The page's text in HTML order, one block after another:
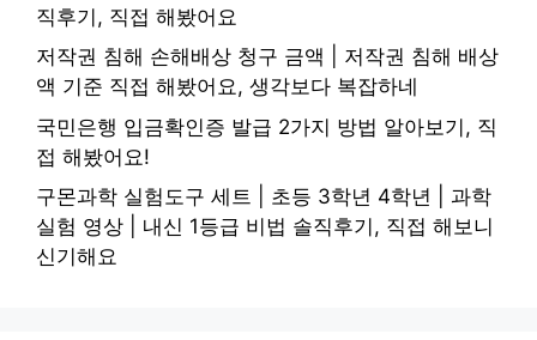
직후기, 직접 해봤어요
저작권 침해 손해배상 청구 금액 | 저작권 침해 배상
액 기준 직접 해봤어요, 생각보다 복잡하네
국민은행 입금확인증 발급 2가지 방법 알아보기, 직
접 해봤어요!
구몬과학 실험도구 세트 | 초등 3학년 4학년 | 과학
실험 영상 | 내신 1등급 비법 솔직후기, 직접 해보니
신기해요